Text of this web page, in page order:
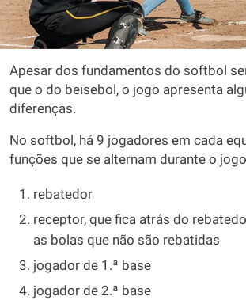
Apesar dos fundamentos do softbol
que o do beisebol, o jogo apresenta
diferenças.
No softbol, há 9 jogadores em cada
funções que se alternam durante o
rebatedor
receptor, que fica atrás do
as bolas que não são rebatidas
jogador de 1.ª base
jogador de 2.ª base